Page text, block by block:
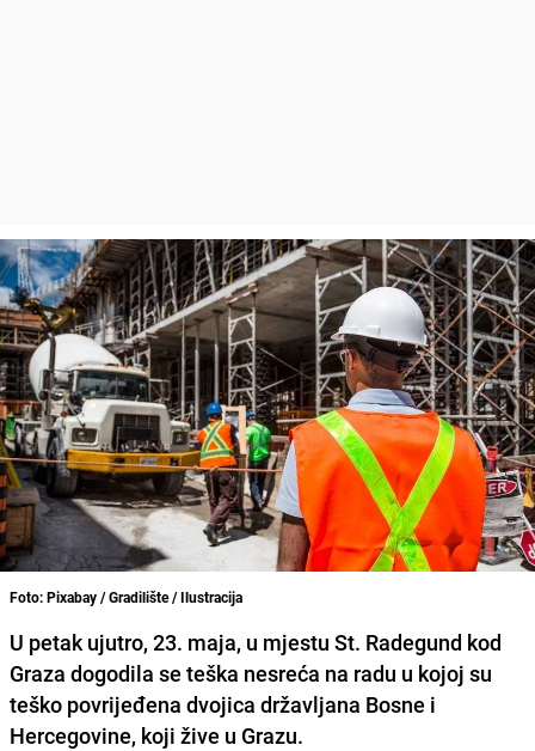
Foto: Pixabay / Gradilište / Ilustracija
U petak ujutro, 23. maja, u mjestu St. Radegund kod
Graza dogodila se teška nesreća na radu u kojoj su
teško povrijeđena dvojica državljana Bosne i
Hercegovine, koji žive u Grazu.